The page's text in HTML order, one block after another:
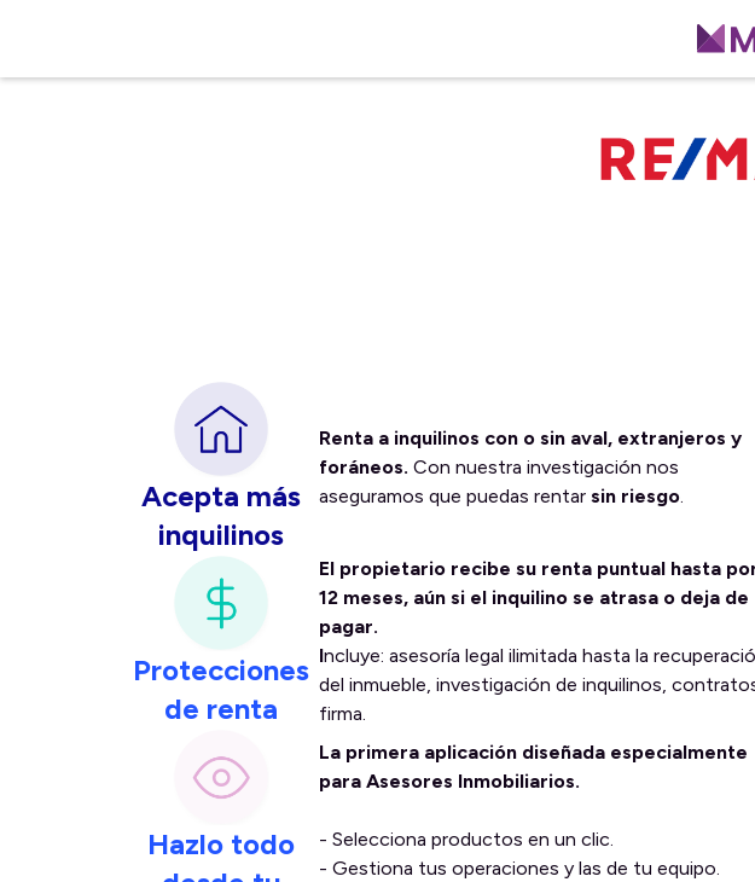
Acepta más
inquilinos
Renta a inquilinos con o sin aval, extranjeros y
foráneos. Con nuestra investigación nos
aseguramos que puedas rentar sin riesgo.
Protecciones
de renta
El propietario recibe su renta puntual hasta
12 meses, aún si el inquilino se atrasa o deja de
pagar.
Incluye: asesoría legal ilimitada hasta la
del inmueble, investigación de inquilinos,
firma.
Hazlo todo
La primera aplicación diseñada especialmente
para Asesores Inmobiliarios.
- Selecciona productos en un clic.
- Gestiona tus operaciones y las de tu equipo.